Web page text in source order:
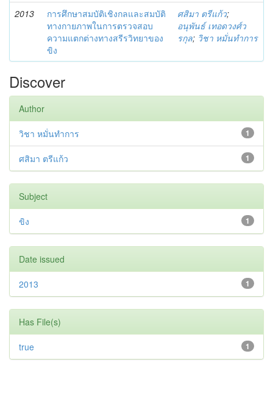
2013
การศึกษาสมบัติเชิงกลและสมบัติ
ทางกายภาพในการตรวจสอบ
ความแตกต่างทางสรีรวิทยาของ
ขิง
ศสิมา ตรีแก้ว;
อนุพันธ์ เทอดวงศ์ว
รกุล; วิชา หมั่นทำการ
Discover
Author
1
วิชา หมั่นทำการ
1
ศสิมา ตรีแก้ว
Subject
1
ขิง
Date issued
1
2013
Has File(s)
1
true